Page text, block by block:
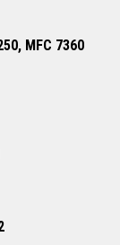
MFC 7360